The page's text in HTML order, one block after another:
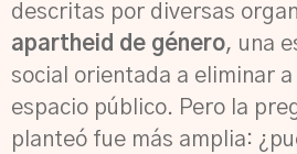
descritas por diversas
apartheid de género, una
social orientada a eliminar a
espacio público. Pero la
planteó fue más amplia: